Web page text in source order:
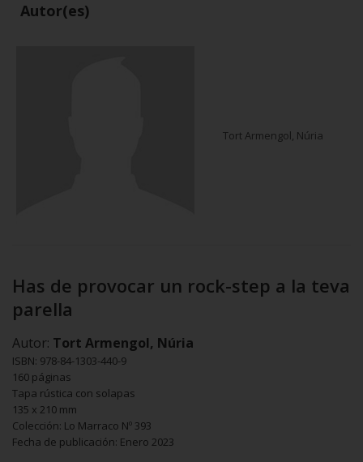
Autor(es)
Tort Armengol, Núria
Has de provocar un rock-step a la teva
parella
Autor: Tort Armengol, Núria
ISBN: 978-84-1303-440-9
160 páginas
Tapa rústica con solapas
135 x 210 mm
Colección: Lo Marraco Nº 393
Fecha de publicación: Enero 2023